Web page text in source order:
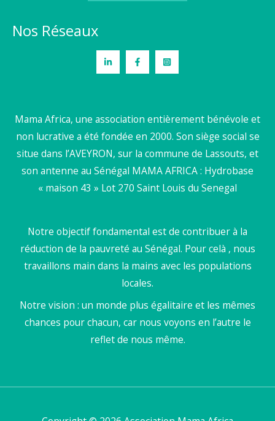
Nos Réseaux
Mama Africa, une association entièrement bénévole et
non lucrative a été fondée en 2000. Son siège social se
situe dans l’AVEYRON, sur la commune de Lassouts, et
son antenne au Sénégal MAMA AFRICA : Hydrobase
« maison 43 » Lot 270 Saint Louis du Senegal
Notre objectif fondamental est de contribuer à la
réduction de la pauvreté au Sénégal. Pour celà , nous
travaillons main dans la mains avec les populations
locales.
Notre vision : un monde plus égalitaire et les mêmes
chances pour chacun, car nous voyons en l’autre le
reflet de nous même.